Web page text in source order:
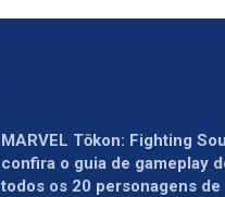
MARVEL Tōkon: Fighting
confira o guia de gameplay
todos os 20 personagens de